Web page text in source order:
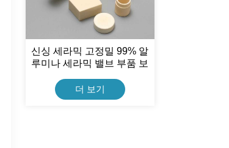
신싱 세라믹 고정밀 99% 알
루미나 세라믹 밸브 부품 보
더 보기